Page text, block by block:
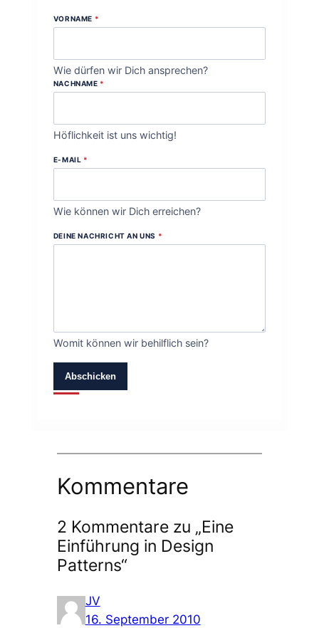
VORNAME *
Wie dürfen wir Dich ansprechen?
NACHNAME *
Höflichkeit ist uns wichtig!
E-MAIL *
Wie können wir Dich erreichen?
DEINE NACHRICHT AN UNS *
Womit können wir behilflich sein?
Abschicken
Kommentare
2 Kommentare zu „Eine
Einführung in Design
Patterns“
JV
16. September 2010